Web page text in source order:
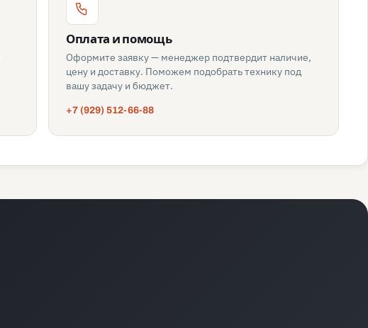
Оплата и помощь
Оформите заявку — менеджер подтвердит наличие,
цену и доставку. Поможем подобрать технику под
вашу задачу и бюджет.
+7 (929) 512-66-88